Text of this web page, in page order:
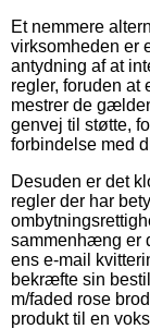
Et nemmere
virksomheden er
antydning af at
regler, foruden at
mestrer de
genvej til støtte,
forbindelse med
Desuden er det
regler der har
sammenhæng er
ens e-mail
bekræfte sin
m/faded rose
produkt til en